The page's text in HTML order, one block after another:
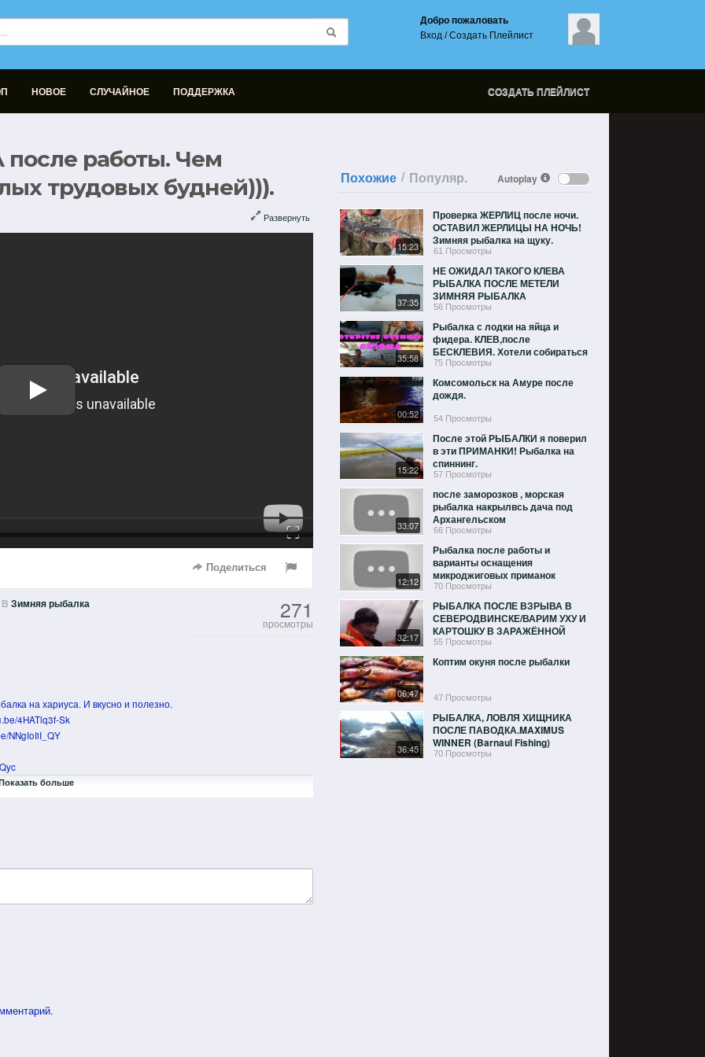
Добро пожаловать
Вход /Создать Плейлист
НОВОЕ СЛУЧАЙНОЕ ПОДДЕРЖКА СОЗДАТЬ ПЛЕЙЛИСТ
работы. Чем
трудовых будней))).
Развернуть
Fullscreen
Поделиться
ВЗимняя рыбалка 271
просмотры
на хариуса. И вкусно и полезно.
4HATlq3f-Sk
NNgIoIiI_QY
больше
Autoplay
Похожие / Популяр.
15:23
Проверка ЖЕРЛИЦ после ночи.
ОСТАВИЛ ЖЕРЛИЦЫ НА НОЧЬ!
Зимняя рыбалка на щуку.
61 Просмотры
37:35
НЕ ОЖИДАЛ ТАКОГО КЛЕВА
РЫБАЛКА ПОСЛЕ МЕТЕЛИ
ЗИМНЯЯ РЫБАЛКА
56 Просмотры
35:58
Рыбалка с лодки на яйца и
фидера. КЛЕВ,после
БЕСКЛЕВИЯ. Хотели собираться
домой,а тут ТАКОЕ.....
75 Просмотры
00:52
Комсомольск на Амуре после
дождя.
54 Просмотры
15:22
После этой РЫБАЛКИ я поверил
в эти ПРИМАНКИ! Рыбалка на
спиннинг.
57 Просмотры
33:07
после заморозков , морская
рыбалка накрылвсь дача под
Архангельском
66 Просмотры
12:12
Рыбалка после работы и
варианты оснащения
микроджиговых приманок
70 Просмотры
32:17
РЫБАЛКА ПОСЛЕ ВЗРЫВА В
СЕВЕРОДВИНСКЕ/ВАРИМ УХУ И
КАРТОШКУ В ЗАРАЖЁННОЙ
МОРСКОЙ ВОДЕ!Ч.3
55 Просмотры
06:47
Коптим окуня после рыбалки
47 Просмотры
36:45
РЫБАЛКА, ЛОВЛЯ ХИЩНИКА
ПОСЛЕ ПАВОДКА.MAXIMUS
WINNER (Barnaul Fishing)
70 Просмотры